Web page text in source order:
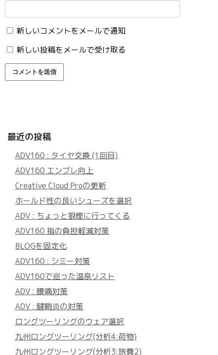
新しいコメントをメールで通知
新しい投稿をメールで受け取る
最近の投稿
ADV160 : タイヤ交換 (1回目)
ADV160 エンブレ向上
Creative Cloud Proの更新
ホールド性の良いシューズを選択
ADV : ちょっと狼煙に行ってくる
ADV160 指の負担軽減対策
BLOGを固定化
ADV160 : シミー対策
ADV160で巡った温泉リスト
ADV : 腰痛対策
ADV : 腱鞘炎の対策
ロングツーリングのウェア選択
九州ロングツーリング(分析4:荷物)
九州ロングツーリング(分析3:旅費2)